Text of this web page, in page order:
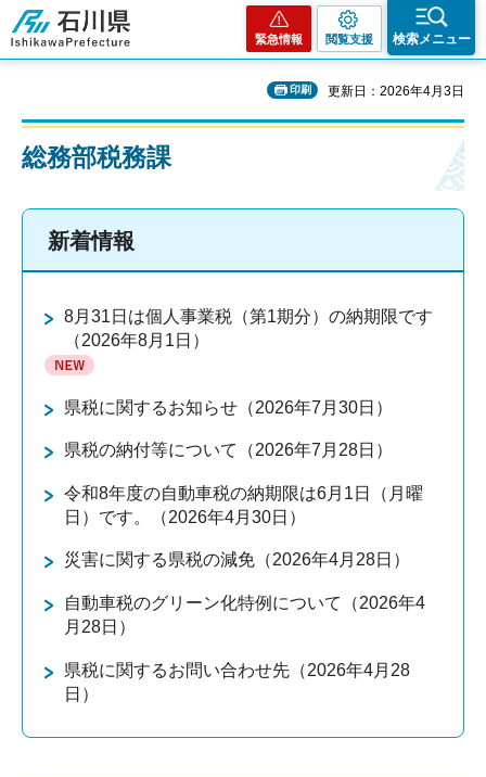
石川県
緊急情報 閲覧支援 検索メニュー
印刷 更新日：2026年4月3日
総務部税務課
新着情報
8月31日は個人事業税（第1期分）の納期限です
（2026年8月1日）
県税に関するお知らせ（2026年7月30日）
県税の納付等について（2026年7月28日）
令和8年度の自動車税の納期限は6月1日（月曜
日）です。（2026年4月30日）
災害に関する県税の減免（2026年4月28日）
自動車税のグリーン化特例について（2026年4
月28日）
県税に関するお問い合わせ先（2026年4月28
日）